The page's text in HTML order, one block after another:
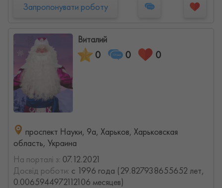
Запропонувати роботу
Виталий
0 0 0
проспект Науки, 9а, Харьков, Харьковская
область, Украина
На порталі з: 07.12.2021
Досвід роботи: с 1996 года (29.827938655652 лет,
0.0065944972112106 месяцев)